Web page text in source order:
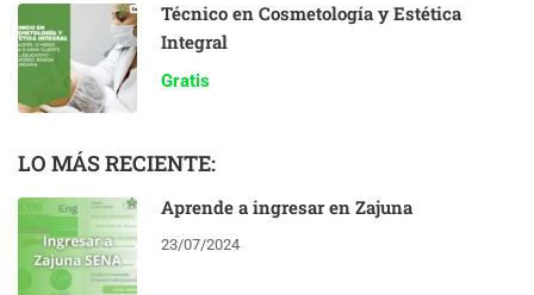
Técnico en Cosmetología y Estética
Integral
Gratis
LO MÁS RECIENTE:
Aprende a ingresar en Zajuna
23/07/2024